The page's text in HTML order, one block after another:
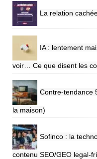
La relation
IA : lentement
voir… Ce que disent les
Contre-tendance
la maison)
Sofinco : la
contenu SEO/GEO legal-